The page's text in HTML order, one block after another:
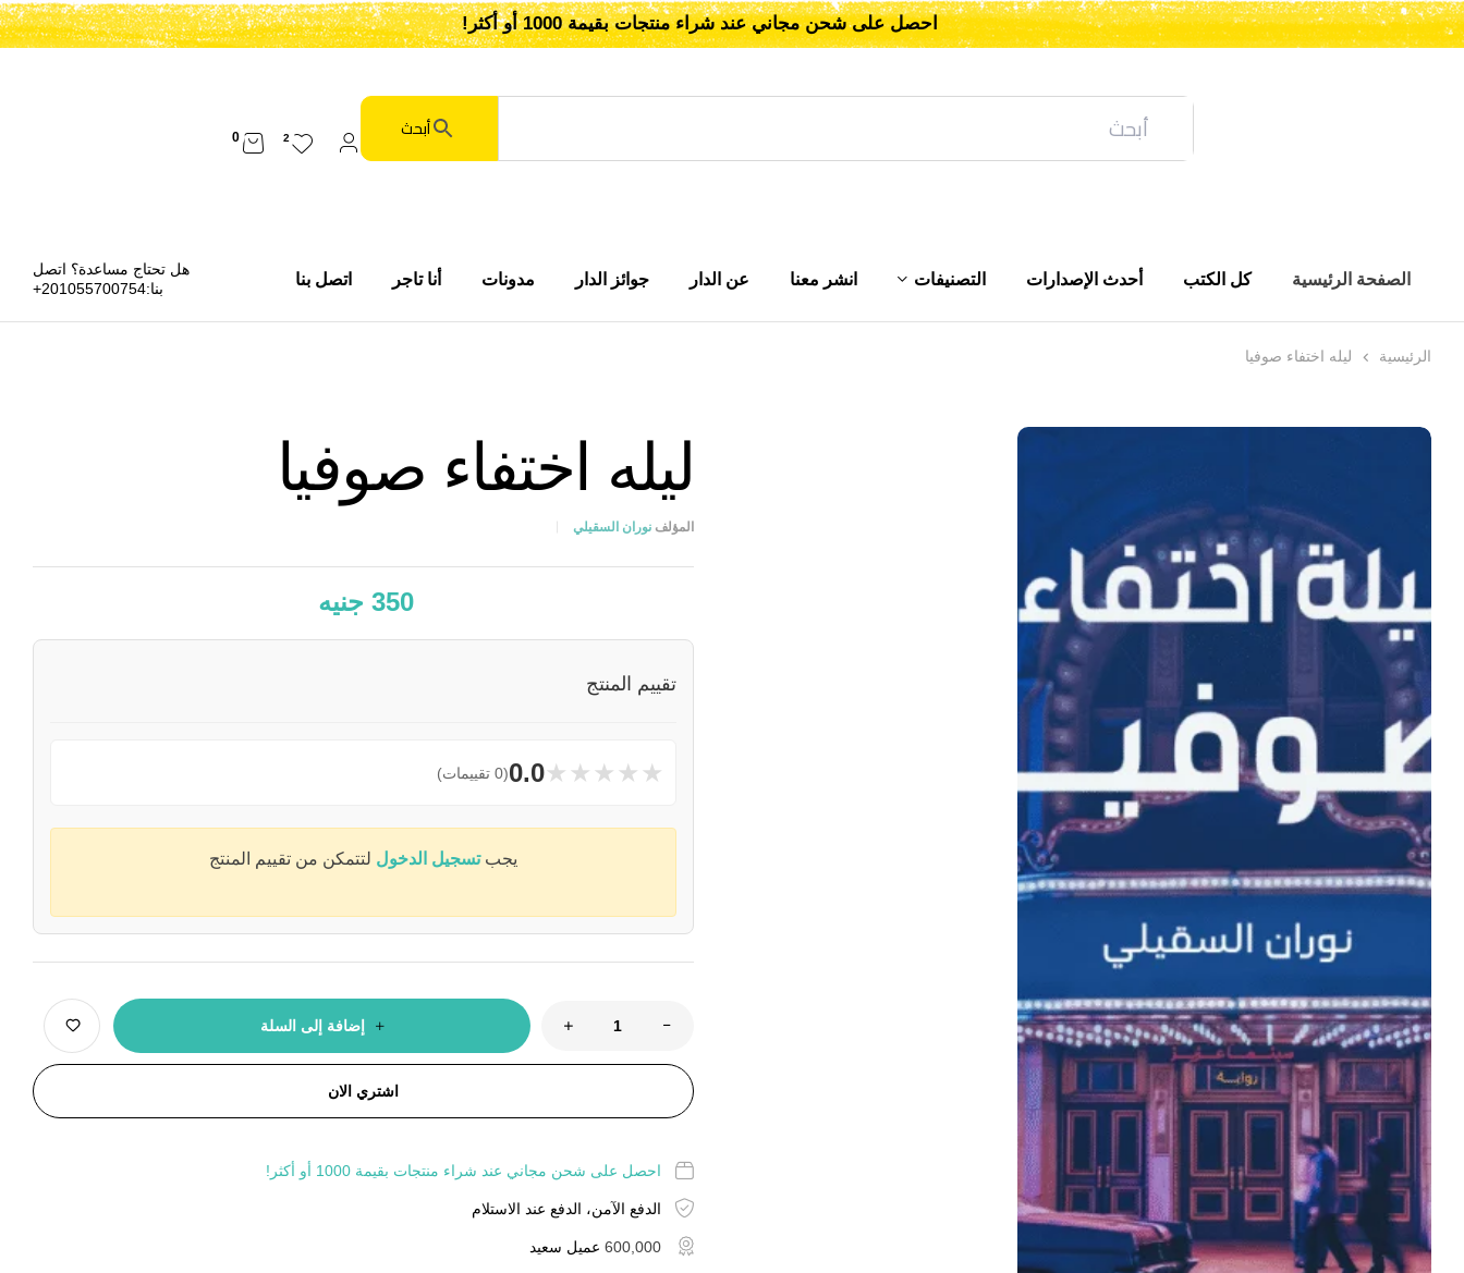
احصل على شحن مجاني عند شراء منتجات بقيمة 1000 أو أكثر!
2
0
الصفحة الرئيسية كل الكتب أحدث الإصدارات التصنيفات انشر معنا عن الدار جوائز الدار مدونات أنا تاجر اتصل بنا
هل تحتاج مساعدة؟ اتصل
بنا:201055700754+
الرئيسية ليله اختفاء صوفيا
ليله اختفاء صوفيا
المؤلف نوران السقيلي
350 جنيه
تقييم المنتج
★
★
★
★
★
0.0(0 تقييمات)
يجبتسجيل الدخول لتتمكن من تقييم المنتج
إضافة إلى السلة
اشتري الان
احصل على شحن مجاني عند شراء منتجات بقيمة 1000 أو أكثر!
الدفع الآمن، الدفع عند الاستلام
600,000 عميل سعيد